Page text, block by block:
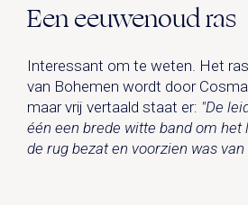
Een eeuwenoud ras
Interessant om te weten. Het ras
van Bohemen wordt door
maar vrij vertaald staat er: "De
één een brede witte band om
de rug bezat en voorzien was